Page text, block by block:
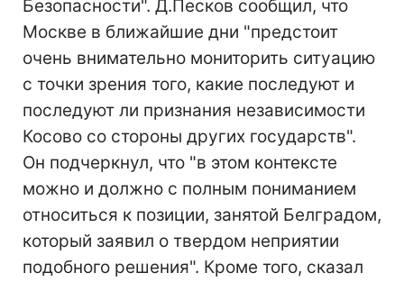
Безопасности". Д.Песков сообщил, что
Москве в ближайшие дни "предстоит
очень внимательно мониторить ситуацию
с точки зрения того, какие последуют и
последуют ли признания независимости
Косово со стороны других государств".
Он подчеркнул, что "в этом контексте
можно и должно с полным пониманием
относиться к позиции, занятой Белградом,
который заявил о твердом неприятии
подобного решения". Кроме того, сказал